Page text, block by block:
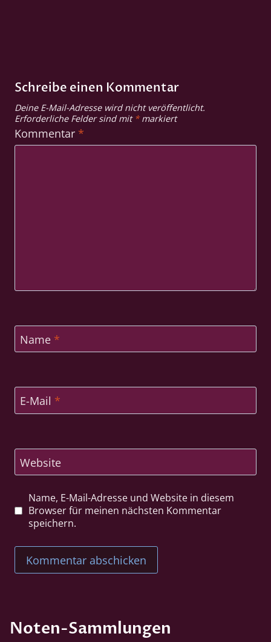
Schreibe einen Kommentar
Deine E-Mail-Adresse wird nicht veröffentlicht.
Erforderliche Felder sind mit *markiert
Kommentar *
Name *
E-Mail *
Website
Name, E-Mail-Adresse und Website in diesem
Browser für meinen nächsten Kommentar
speichern.
Noten-Sammlungen